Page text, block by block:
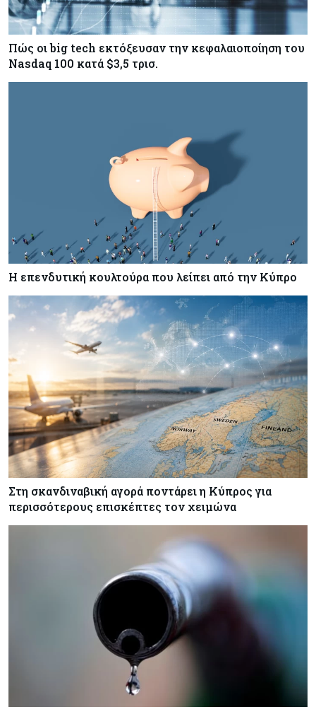
Πώς οι big tech εκτόξευσαν την κεφαλαιοποίηση του
Nasdaq 100 κατά $3,5 τρισ.
Η επενδυτική κουλτούρα που λείπει από την Κύπρο
Στη σκανδιναβική αγορά ποντάρει η Κύπρος για
περισσότερους επισκέπτες τον χειμώνα